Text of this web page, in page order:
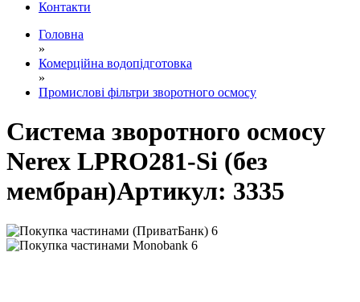
Контакти
Головна
»
Комерційна водопідготовка
»
Промислові фільтри зворотного осмосу
Система зворотного осмосу
Nerex LPRO281-Si (без
мембран)Артикул: 3335
6
6